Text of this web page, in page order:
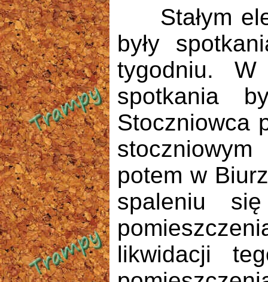
Stałym
były
tygodniu. W
spotkania
Stoczniowca
potem w
spaleniu
likwidacji